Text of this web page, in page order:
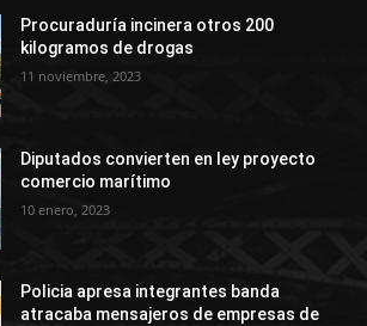
Procuraduría incinera otros 200
kilogramos de drogas
11 noviembre, 2023
Diputados convierten en ley proyecto
comercio marítimo
10 enero, 2023
Policia apresa integrantes banda
atracaba mensajeros de empresas de